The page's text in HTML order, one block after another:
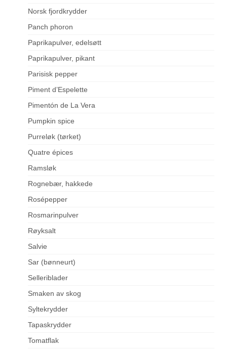
Norsk fjordkrydder
Panch phoron
Paprikapulver, edelsøtt
Paprikapulver, pikant
Parisisk pepper
Piment d’Espelette
Pimentón de La Vera
Pumpkin spice
Purreløk (tørket)
Quatre épices
Ramsløk
Rognebær, hakkede
Rosépepper
Rosmarinpulver
Røyksalt
Salvie
Sar (bønneurt)
Selleriblader
Smaken av skog
Syltekrydder
Tapaskrydder
Tomatflak